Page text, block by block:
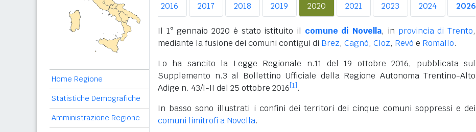
Home Regione
Statistiche Demografiche
Amministrazione Regione
2014 2015 2016 2017 2018 2019 2020 2021 2023 2024 2026
Il 1° gennaio 2020 è stato istituito il comune di Novella, in provincia di Trento,
mediante la fusione dei comuni contigui di Brez, Cagnò, Cloz, Revò e Romallo.
Lo ha sancito la Legge Regionale n.11 del 19 ottobre 2016, pubblicata sul
Supplemento n.3 al Bollettino Ufficiale della Regione Autonoma Trentino-Alto
Adige n. 43/I-II del 25 ottobre 2016 [1] .
In basso sono illustrati i confini dei territori dei cinque comuni soppressi e dei
comuni limitrofi a Novella.